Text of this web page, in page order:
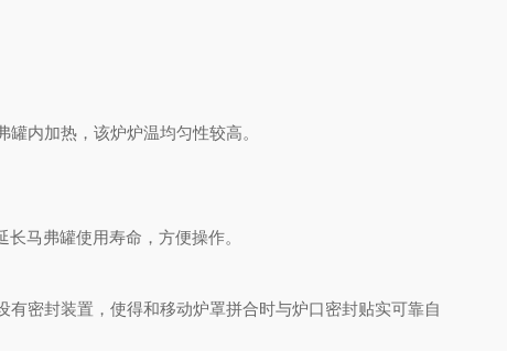
内加热，该炉炉温均匀性较高。
马弗罐使用寿命，方便操作。
密封装置，使得和移动炉罩拼合时与炉口密封贴实可靠自